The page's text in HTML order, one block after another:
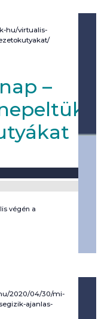
hu/virtualis-
–
végén a
2020/04/30/mi-
ajanlas-